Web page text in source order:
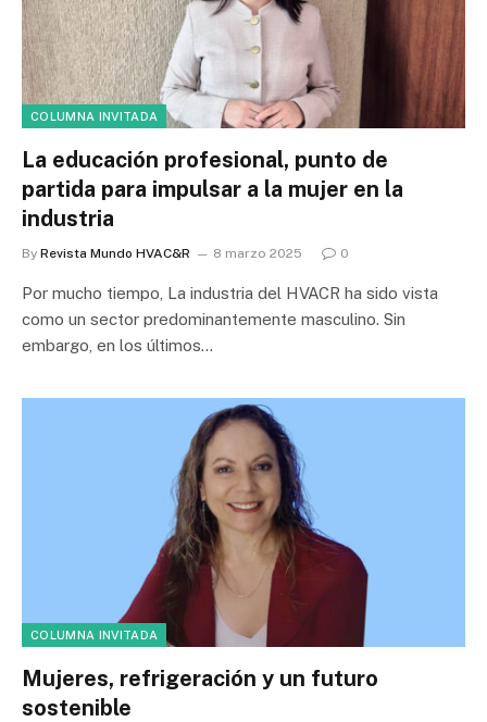
COLUMNA INVITADA
La educación profesional, punto de
partida para impulsar a la mujer en la
industria
By Revista Mundo HVAC&R 8 marzo 2025 0
Por mucho tiempo, La industria del HVACR ha sido vista
como un sector predominantemente masculino. Sin
embargo, en los últimos…
COLUMNA INVITADA
Mujeres, refrigeración y un futuro
sostenible